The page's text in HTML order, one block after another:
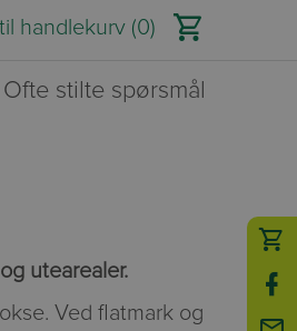
Ofte stilte spørsmål
utearealer.
Ved flatmark og